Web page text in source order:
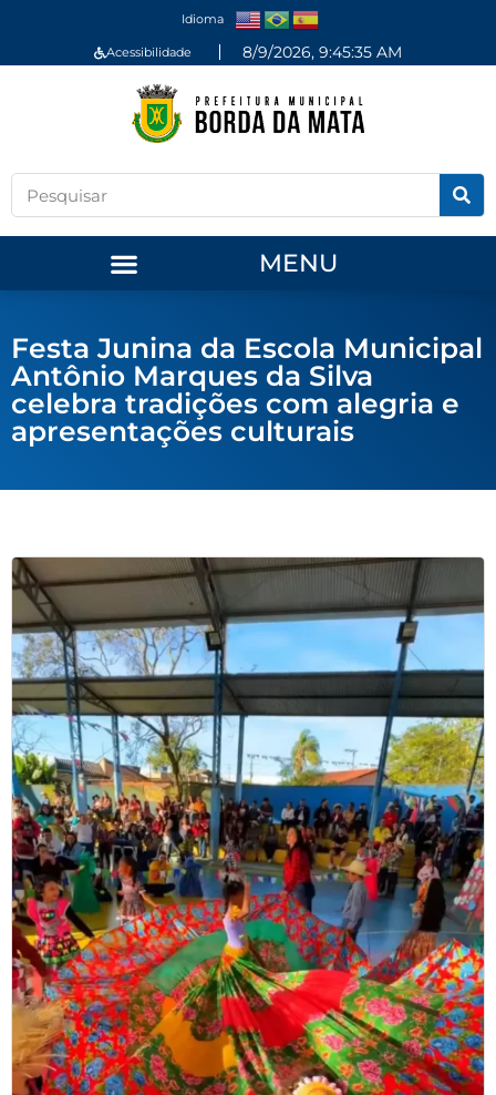
Idioma
Acessibilidade 8/9/2026, 9:45:36 AM
MENU
Festa Junina da Escola Municipal
Antônio Marques da Silva
celebra tradições com alegria e
apresentações culturais